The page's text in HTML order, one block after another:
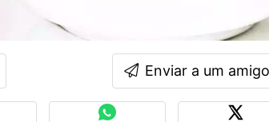
Enviar a um amigo